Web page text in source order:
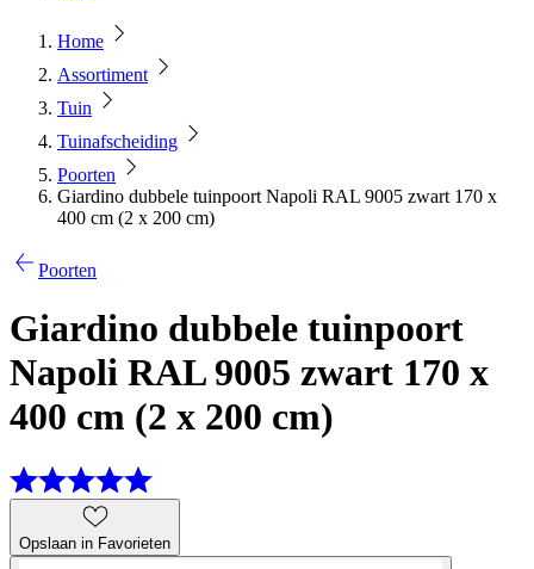
Home
Assortiment
Tuin
Tuinafscheiding
Poorten
Giardino dubbele tuinpoort Napoli RAL 9005 zwart 170 x
400 cm (2 x 200 cm)
Poorten
Giardino dubbele tuinpoort
Napoli RAL 9005 zwart 170 x
400 cm (2 x 200 cm)
Opslaan in Favorieten